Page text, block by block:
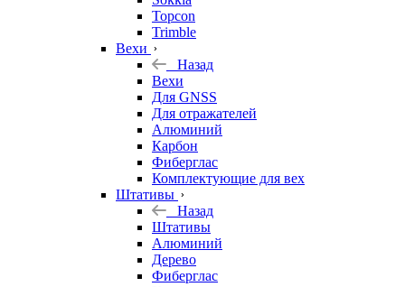
Topcon
Trimble
Вехи
Назад
Вехи
Для GNSS
Для отражателей
Алюминий
Карбон
Фиберглас
Комплектующие для вех
Штативы
Назад
Штативы
Алюминий
Дерево
Фиберглас